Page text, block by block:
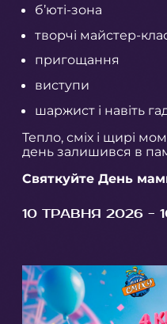
б’юті-зона
творчі майстер-
пригощання
виступи
шаржист і навіть
Тепло, сміх і щирі
день залишився в
Святкуйте День
10 ТРАВНЯ 2026 -